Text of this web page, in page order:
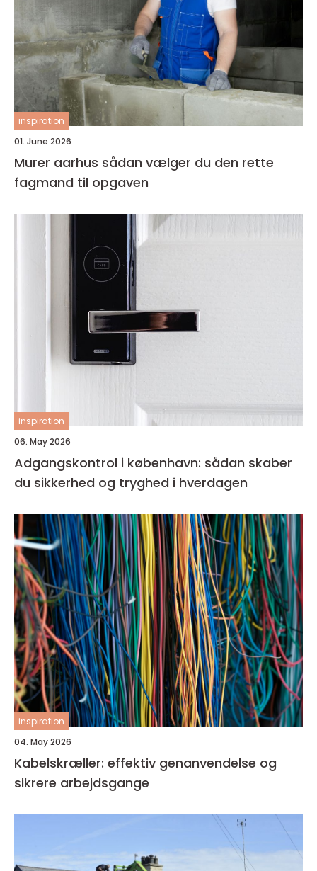
inspiration
01. June 2026
Murer aarhus sådan vælger du den rette
fagmand til opgaven
inspiration
06. May 2026
Adgangskontrol i københavn: sådan skaber
du sikkerhed og tryghed i hverdagen
inspiration
04. May 2026
Kabelskræller: effektiv genanvendelse og
sikrere arbejdsgange